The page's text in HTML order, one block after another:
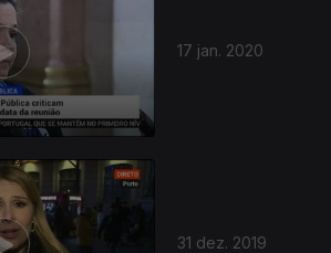
17 jan. 2020
31 dez. 2019